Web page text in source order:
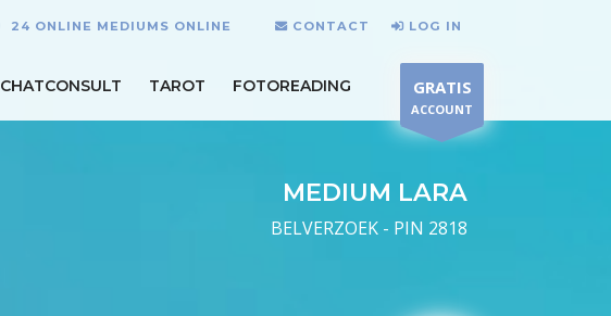
24 ONLINE MEDIUMS ONLINE CONTACT LOG IN
CHATCONSULT TAROT FOTOREADING GRATIS
ACCOUNT
MEDIUM LARA
BELVERZOEK - PIN 2818